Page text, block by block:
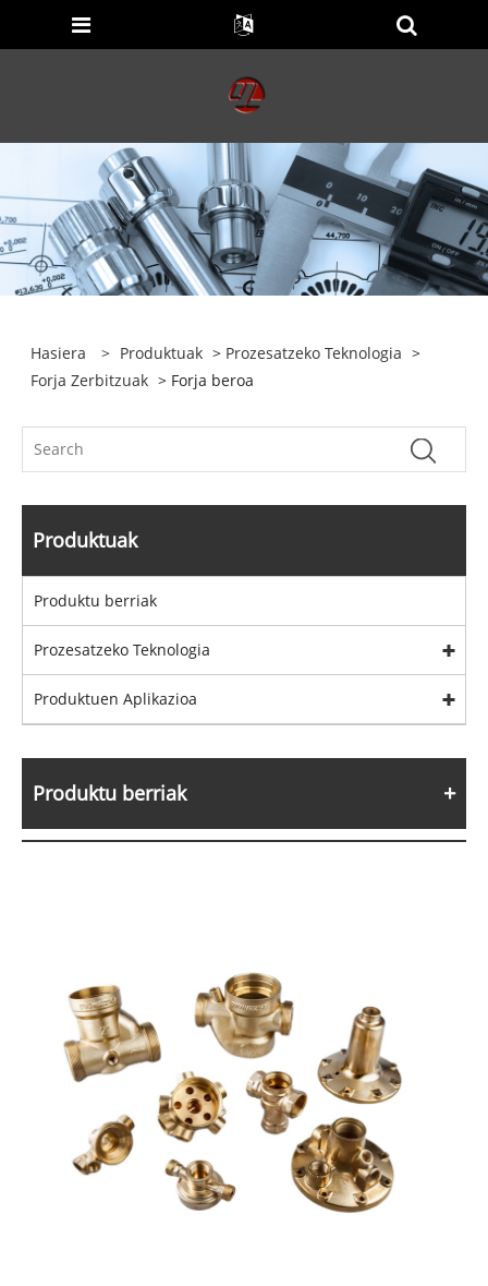
Hasiera > Produktuak > Prozesatzeko Teknologia >
Forja Zerbitzuak > Forja beroa
Produktuak
Produktu berriak
Prozesatzeko Teknologia
Produktuen Aplikazioa
Produktu berriak